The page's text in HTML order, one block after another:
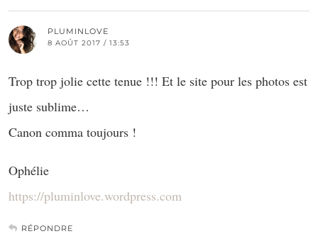
PLUMINLOVE
8 AOÛT 2017 / 13:53
Trop trop jolie cette tenue !!! Et le site pour les photos est
juste sublime…
Canon comma toujours !
Ophélie
https://pluminlove.wordpress.com
RÉPONDRE